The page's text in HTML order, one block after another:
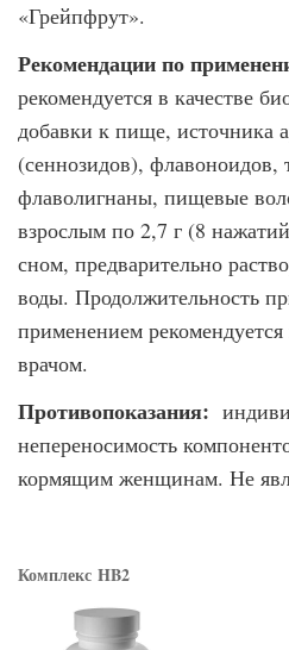
«Грейпфрут».
Рекомендации по
рекомендуется в качестве
добавки к пище, источника
(сеннозидов), флавоноидов,
флаволигнаны, пищевые
взрослым по 2,7 г (8
сном, предварительно
воды. Продолжительность
применением рекомендуется
врачом.
Противопоказания:
непереносимость
кормящим женщинам. Не
Комплекс HB2